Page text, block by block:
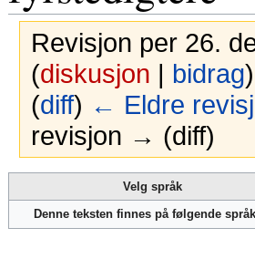
Revisjon per 26.
(diskusjon | bidrag)
(diff) ← Eldre
revisjon → (diff)
til
navigering
til
Velg språk
Denne teksten finnes på følgende